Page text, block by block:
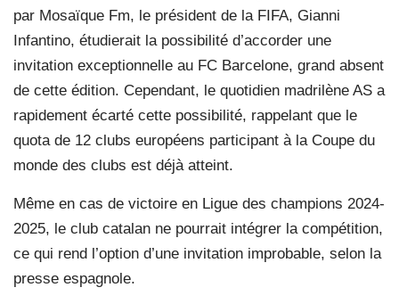
par Mosaïque Fm, le président de la FIFA, Gianni
Infantino, étudierait la possibilité d’accorder une
invitation exceptionnelle au FC Barcelone, grand absent
de cette édition. Cependant, le quotidien madrilène AS a
rapidement écarté cette possibilité, rappelant que le
quota de 12 clubs européens participant à la Coupe du
monde des clubs est déjà atteint.
Même en cas de victoire en Ligue des champions 2024-
2025, le club catalan ne pourrait intégrer la compétition,
ce qui rend l’option d’une invitation improbable, selon la
presse espagnole.